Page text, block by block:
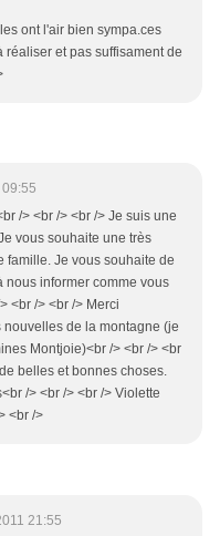
ont l'air bien sympa.ces
et pas suffisament de
/> <br /> <br /> Je suis une
vous souhaite une très
famille. Je vous souhaite de
nous informer comme vous
<br /> <br /> Merci
de la montagne (je
Montjoie)<br /> <br /> <br
belles et bonnes choses.
/> <br /> <br /> Violette
<br />
21:55